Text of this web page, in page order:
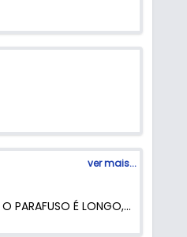
ver mais...
MUITO BOA UNIÃO. TENHO SEMPRE EM ESTOQUE PARA USAR NÃO SÓ COMO UNIÃO, MAS COMO EIXO PARA ALGUMAS APLICAÇÕES/ADAPTAÇÕES. COMO O PARAFUSO É LONGO, PERMITE UNIÕES COM MEDIDAS AMPLAS DE 27MM A 38MM. RECOMENDO.